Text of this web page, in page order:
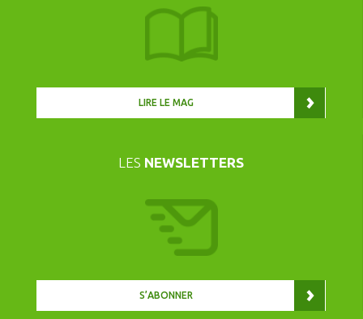
LIRE LE MAG
LES NEWSLETTERS
S’ABONNER